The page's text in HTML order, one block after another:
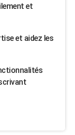
et
et aidez les